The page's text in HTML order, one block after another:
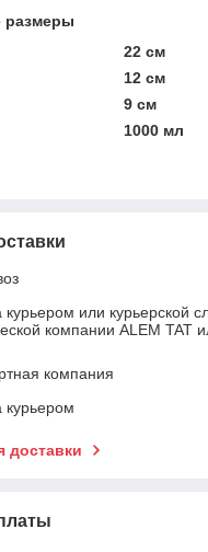
размеры
22 см
12 см
9 см
1000 мл
курьером или курьерской
компании ALEM TAT
компания
курьером
доставки